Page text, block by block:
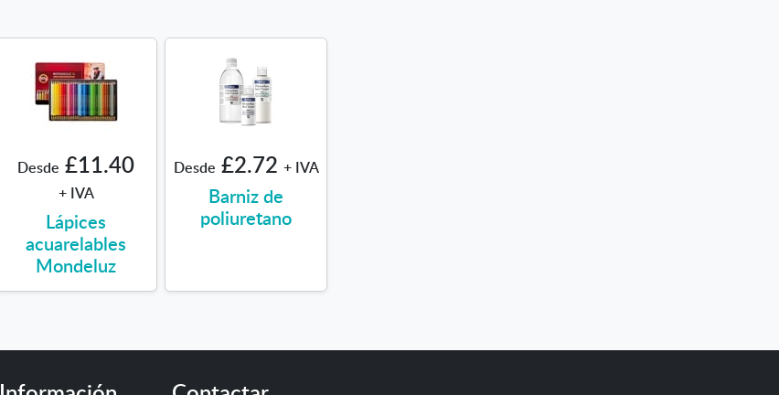
Desde £11.40
+ IVA
Lápices
acuarelables
Mondeluz
Desde £2.72 + IVA
Barniz de
poliuretano